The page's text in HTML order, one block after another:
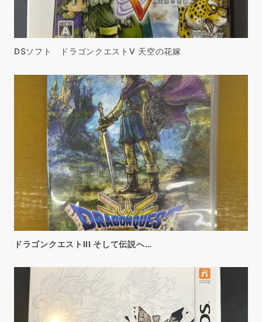
DSソフト ドラゴンクエストV 天空の花嫁
ドラゴンクエストIII そして伝説へ…